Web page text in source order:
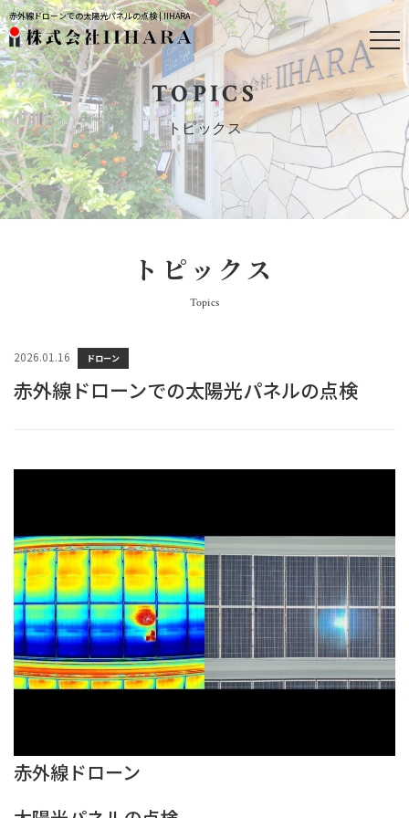
赤外線ドローンでの太陽光パネルの点検 | IIHARA
TOPICS
トピックス
トピックス
Topics
2026.01.16 ドローン
赤外線ドローンでの太陽光パネルの点検
赤外線ドローン